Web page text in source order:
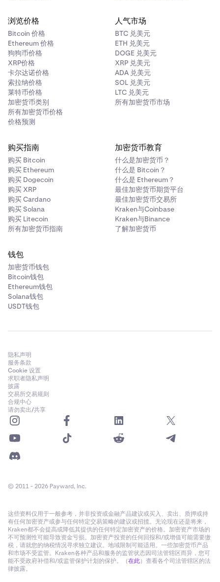
浏览价格
Bitcoin 价格
Ethereum 价格
狗狗币价格
XRP价格
卡尔达诺价格
索拉纳价格
莱特币价格
加密货币类别
所有加密货币价格
价格预测
人气市场
BTC 兑美元
ETH 兑美元
DOGE 兑美元
XRP 兑美元
ADA 兑美元
SOL 兑美元
LTC 兑美元
所有加密货币市场
购买指南
购买 Bitcoin
购买 Ethereum
购买 Dogecoin
购买 XRP
购买 Cardano
购买 Solana
购买 Litecoin
所有加密货币指南
加密货币教育
什么是加密货币？
什么是 Bitcoin？
什么是 Ethereum？
最佳加密货币期货平台
最佳加密货币交易所
Kraken与Coinbase
Kraken与Binance
了解加密货币
钱包
加密货币钱包
Bitcoin钱包
Ethereum钱包
Solana钱包
USDT钱包
隐私声明
服务条款
Cookie 设置
求职者隐私声明
披露
交易所交易规则
合规中心
请勿卖出/共享
© 2011 - 2026 Payward, Inc.
这些资料仅用于一般参考，并非投资或金融产品建议或买入、卖出、质押或持
有任何加密资产或参与任何特定交易策略的建议或招揽。无论现在还是将来，
Kraken都不会提高或降低其提供的任何特定加密资产的价格。加密资产市场的
不可预测性可能导致资金亏损。加密资产投资的任何回报和/或增值可能需要缴
税，请就您的纳税情况寻求独立建议。地域限制可能适用。一些加密货币产品
和市场不受监管。Kraken各种产品和服务的监管状态因司法管辖区而异，您可
能不受政府补偿和/或监管保护计划的保护。（在此）查看各个司法管辖区的法
律披露。